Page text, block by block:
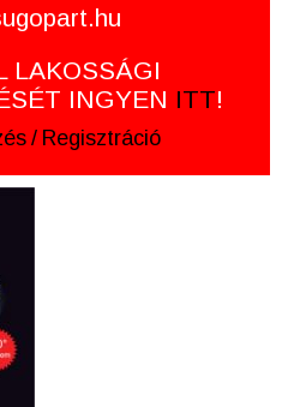
LAKOSSÁGI
INGYEN ITT!
/ Regisztráció